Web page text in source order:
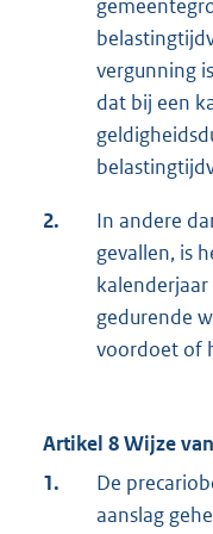
vergunning
dat bij een
2.
In andere
gevallen, is
gedurende
voordoet of
Artikel 8 Wijze
1.
De
aanslag